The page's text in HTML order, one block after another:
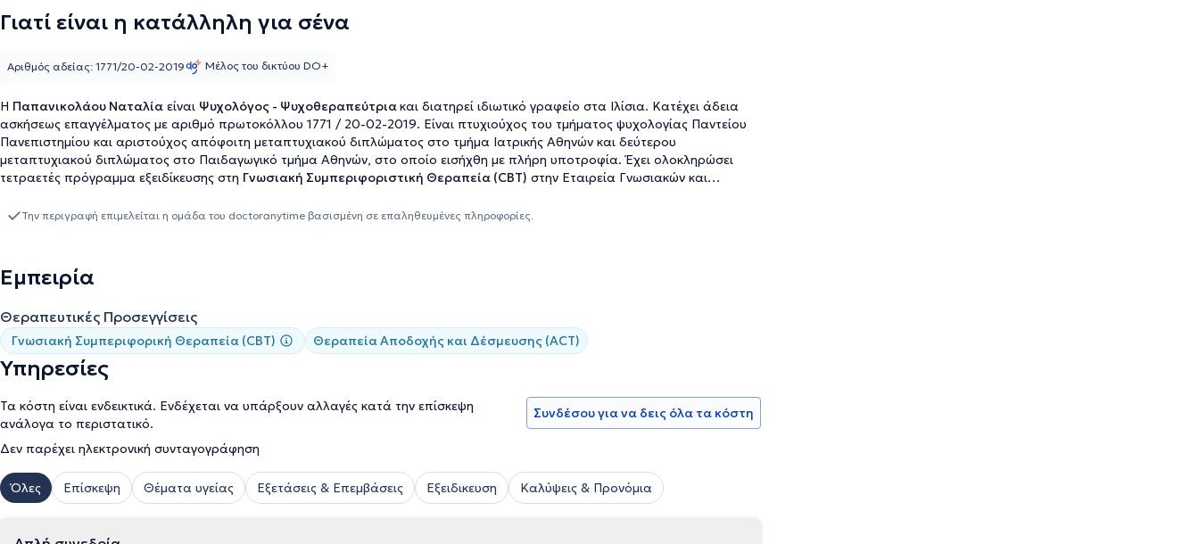
Γιατί είναι η κατάλληλη για σένα
Η Παπανικολάου Ναταλία είναι Ψυχολόγος - Ψυχοθεραπεύτριακαι διατηρεί ιδιωτικό γραφείο στα Ιλίσια. Κατέχει άδεια
ασκήσεως επαγγέλματος με αριθμό πρωτοκόλλου 1771 / 20-02-2019. Είναι πτυχιούχος του τμήματος ψυχολογίας Παντείου
Πανεπιστημίου και αριστούχος απόφοιτη μεταπτυχιακού διπλώματος στο τμήμα Ιατρικής Αθηνών και δεύτερου
μεταπτυχιακού διπλώματος στο Παιδαγωγικό τμήμα Αθηνών, στο οποίο εισήχθη με πλήρη υποτροφία. Έχει ολοκληρώσει
τετραετές πρόγραμμα εξειδίκευσης στη Γνωσιακή Συμπεριφοριστική Θεραπεία (CBT) στην Εταιρεία Γνωσιακών και
και Δέσμευσης (ACT), ενώ έχει ολοκληρώσει πρόγραμμα εκπαίδευσης στην Κλινική Ψυχοπαθολογία
διαταραχές, η συμβουλευτική σχέσεων, η αυτοεικόνα και οι διαταραχές προσωπικότητας. Στο παρόν εργάζεται ως σχολική
ψυχολόγος, καθώς και ιδιωτικά, πραγματοποιώντας συνεδρίες με
Αριθμός αδείας: 1771/20-02-2019 Μέλος του δικτύου DO+
Την περιγραφή επιμελείται η ομάδα του doctoranytime βασισμένη σε επαληθευμένες πληροφορίες.
Εμπειρία
Θεραπευτικές Προσεγγίσεις
Γνωσιακή Συμπεριφορική Θεραπεία (CBT) Θεραπεία Αποδοχής και Δέσμευσης (ACT)
Υπηρεσίες
Τα κόστη είναι ενδεικτικά. Ενδέχεται να υπάρξουν αλλαγές κατά την επίσκεψη
ανάλογα το περιστατικό.
Δεν παρέχει ηλεκτρονική συνταγογράφηση
Συνδέσου για να δεις όλα τα κόστη
Όλες Επίσκεψη Θέματα υγείας Εξετάσεις & Επεμβάσεις Εξειδικευση Καλύψεις & Προνόμια